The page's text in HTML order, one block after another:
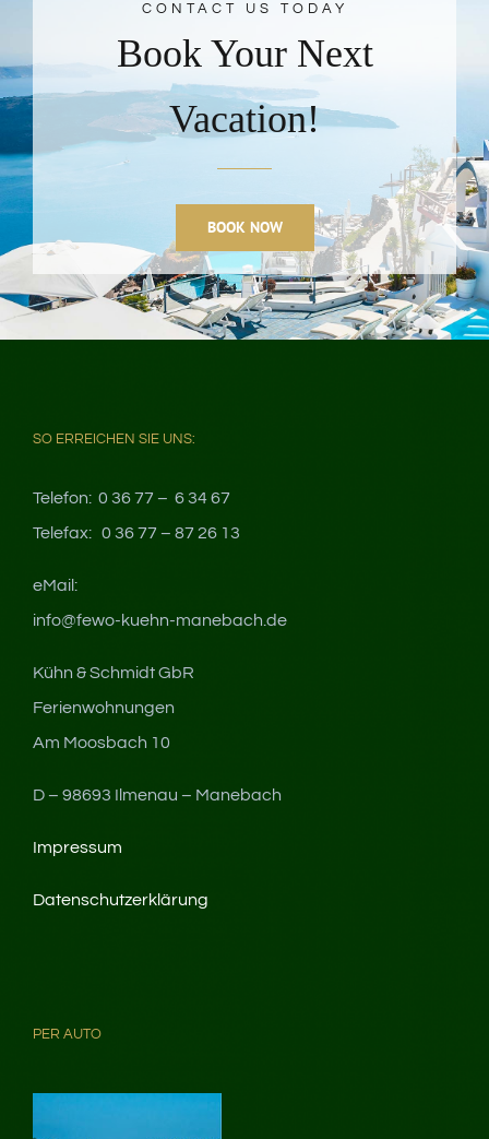
CONTACT US TODAY
Book Your Next
Vacation!
BOOK NOW
SO ERREICHEN SIE UNS:
Telefon: 0 36 77 – 6 34 67
Telefax: 0 36 77 – 87 26 13
eMail:
info@fewo-kuehn-manebach.de
Kühn & Schmidt GbR
Ferienwohnungen
Am Moosbach 10
D – 98693 Ilmenau – Manebach
Impressum
Datenschutzerklärung
PER AUTO